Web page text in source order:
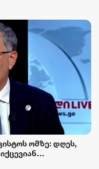
ომზე: დღეს,
აგენტურა და